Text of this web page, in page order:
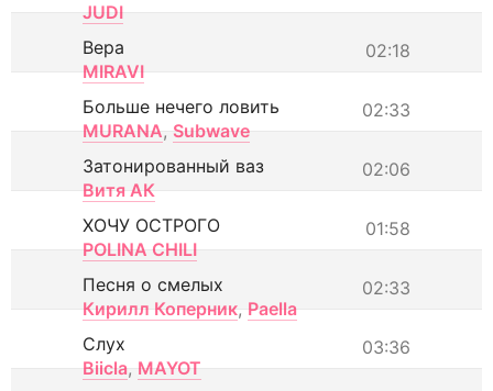
JUDI
02:18
Вера
MIRAVI
02:33
Больше нечего ловить
MURANA, Subwave
02:06
Затонированный ваз
Витя АК
01:58
ХОЧУ ОСТРОГО
POLINA CHILI
02:33
Песня о смелых
Кирилл Коперник, Paella
03:36
Слух
Biicla, MAYOT